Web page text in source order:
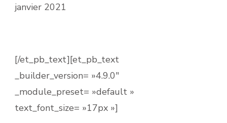
janvier 2021
[/et_pb_text][et_pb_text
_builder_version= »4.9.0″
_module_preset= »default »
text_font_size= »17px »]